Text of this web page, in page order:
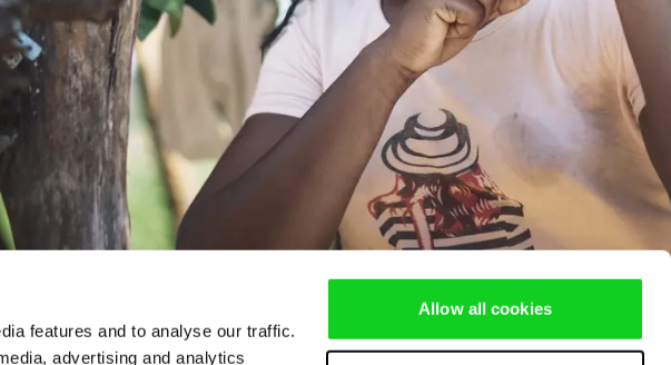
features and to analyse our traffic.
advertising and analytics
Allow all cookies